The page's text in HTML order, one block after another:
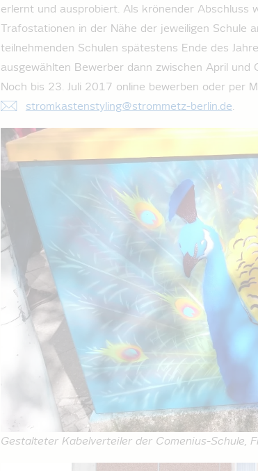
erlernt und ausprobiert. Als krönender Abschluss
Trafostationen in der Nähe der jeweiligen Schule
teilnehmenden Schulen spätestens Ende des
ausgewählten Bewerber dann zwischen April und
Noch bis 23. Juli 2017 online bewerben oder per
stromkastenstyling@strommetz-berlin.de.
Gestalteter Kabelverteiler der Comenius-Schule,